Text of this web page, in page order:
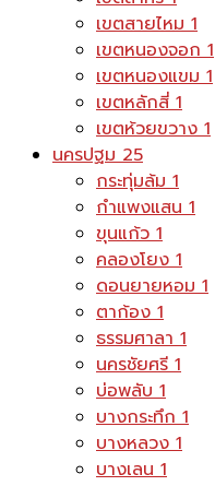
เขตสายไหม1
เขตหนองจอก1
เขตหนองแขม1
เขตหลักสี่1
เขตห้วยขวาง1
นครปฐม25
กระทุ่มล้ม1
กำแพงแสน1
ขุนแก้ว1
คลองโยง1
ดอนยายหอม1
ตาก้อง1
ธรรมศาลา1
นครชัยศรี1
บ่อพลับ1
บางกระทึก1
บางหลวง1
บางเลน1